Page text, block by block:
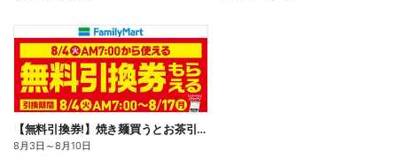
【無料引換券!】焼き麺買うとお茶引換券貰える!
8月3日 ～8月10日